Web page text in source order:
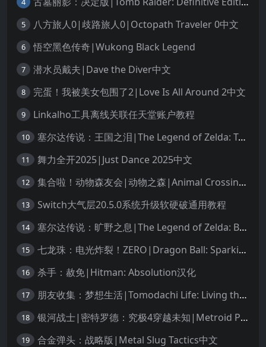
5 八方旅人0|歧路旅人0|Octopath Traveler 0中文
6 悟空黑色传奇|Wukong Black Legend
7 潜水员戴夫|Dave the Diver中文
8 完蛋！我被美女包围了2|Love Is All Around 2中文
9 Linkalho工具离线关联任天堂账户教程
10 塞尔达传说：王国之泪|The Legend of Zelda: Tears of the Kingdom中文
11 舞力全开2025|Just Dance 2025中文
12 集合啦！动物森友会|动物之森|Animal Crossing: New Horizons中文
13 Switch大气层20.5.0系统升级软硬破通用教程
14 塞尔达传说：旷野之息|The Legend of Zelda: Breath of the Wild中文
15 七龙珠：电光炸裂！ZERO|Dragon Ball: Sparking! Zero中文
16 杀手：赦免|Hitman: Absolution汉化
17 朋友收集：梦想生活|Tomodachi Life: Living the Dream中文
18 银河战士|密特罗德：究极4穿越未知|Metroid Prime 4: Beyond中文
19 合金弹头：战略版|Metal Slug Tactics中文